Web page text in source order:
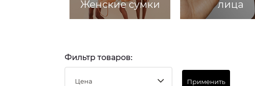
Женские сумки лица
Фильтр товаров:
Цена Применить